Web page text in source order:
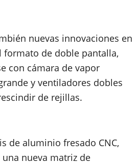
nuevas innovaciones en
formato de doble pantalla,
con cámara de vapor
y ventiladores dobles
de rejillas.
de aluminio fresado CNC,
nueva matriz de